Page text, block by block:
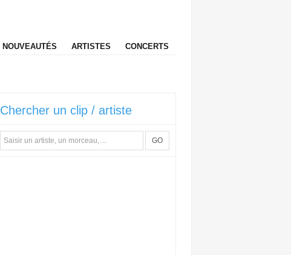
NOUVEAUTÉS ARTISTES CONCERTS
Chercher un clip / artiste
GO